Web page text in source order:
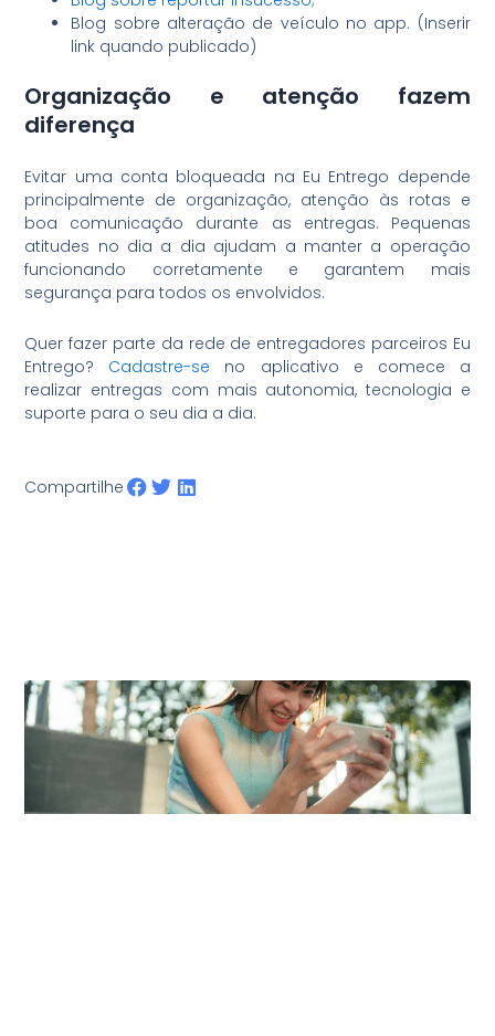
Blog sobre alteração de veículo no app. (Inserir
link quando publicado)
Organização e atenção fazem
diferença
Evitar uma conta bloqueada na Eu Entrego depende
principalmente de organização, atenção às rotas e
boa comunicação durante as entregas. Pequenas
atitudes no dia a dia ajudam a manter a operação
funcionando corretamente e garantem mais
segurança para todos os envolvidos.
Quer fazer parte da rede de entregadores parceiros Eu
Entrego? Cadastre-se no aplicativo e comece a
realizar entregas com mais autonomia, tecnologia e
suporte para o seu dia a dia.
Compartilhe
Posts Relacionados